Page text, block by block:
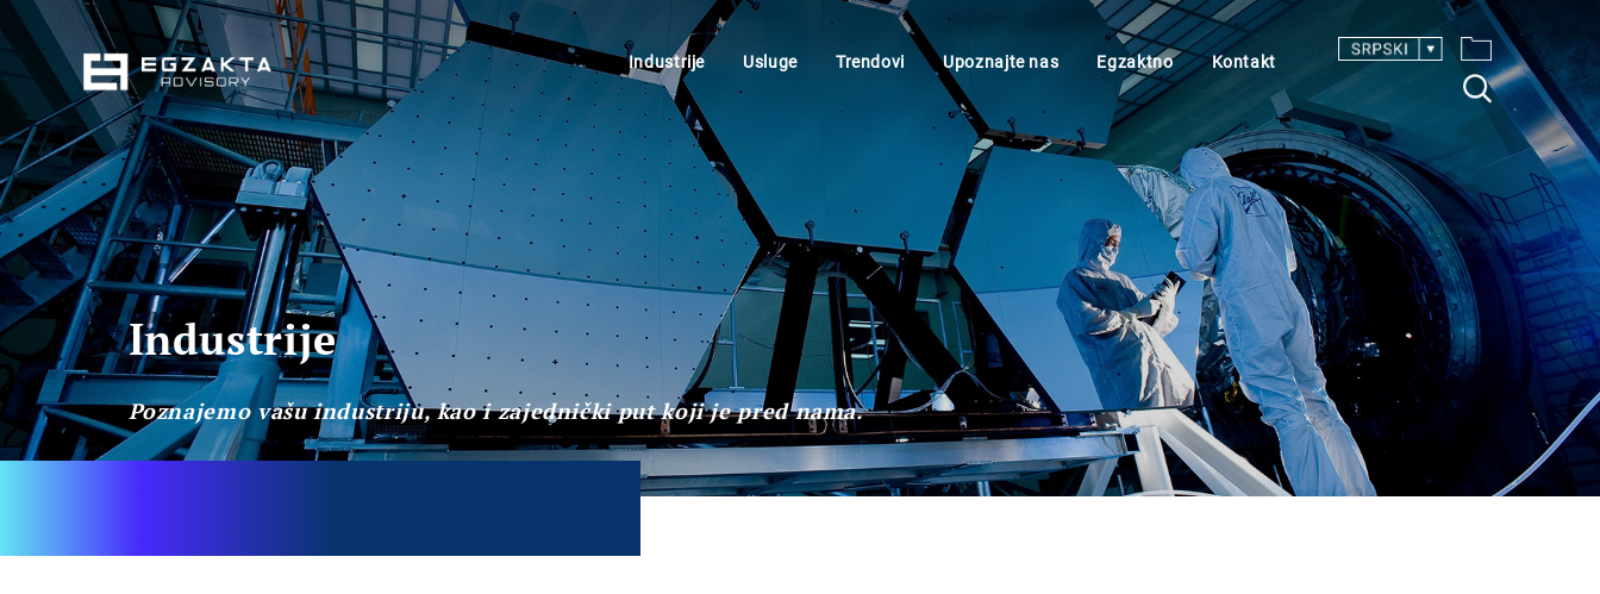
Industrije Usluge Trendovi Upoznajte nas Egzaktno Kontakt
Industrije
Poznajemo vašu industriju, kao i zajednički put koji je pred nama.